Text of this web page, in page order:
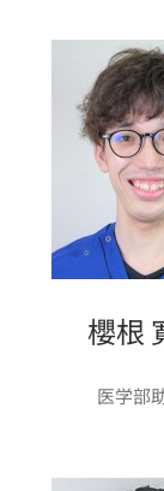
櫻根
医学部